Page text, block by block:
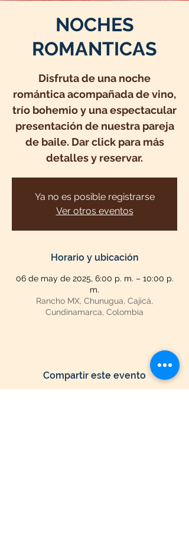
NOCHES
ROMANTICAS
Disfruta de una noche
romántica acompañada de vino,
trío bohemio y una espectacular
presentación de nuestra pareja
de baile. Dar click para más
detalles y reservar.
Ya no es posible registrarse
Ver otros eventos
Horario y ubicación
06 de may de 2025, 6:00 p. m. – 10:00 p.
m.
Rancho MX, Chunugua, Cajicá,
Cundinamarca, Colombia
Compartir este evento